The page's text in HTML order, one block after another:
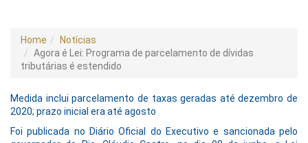
Home
Notícias
Agora é Lei: Programa de parcelamento de dívidas
tributárias é estendido
Medida inclui parcelamento de taxas geradas até dezembro de
2020; prazo inicial era até agosto
Foi publicada no Diário Oficial do Executivo e sancionada pelo